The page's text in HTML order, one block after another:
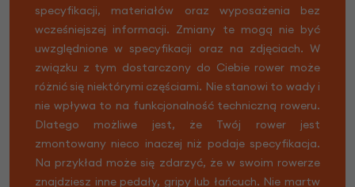
specyfikacji, materiałów oraz wyposażenia bez
wcześniejszej informacji. Zmiany te mogą nie być
uwzględnione w specyfikacji oraz na zdjęciach. W
związku z tym dostarczony do Ciebie rower może
różnić się niektórymi częściami. Nie stanowi to wady i
nie wpływa to na funkcjonalność techniczną roweru.
Dlatego możliwe jest, że Twój rower jest
zmontowany nieco inaczej niż podaje specyfikacja.
Na przykład może się zdarzyć, że w swoim rowerze
znajdziesz inne pedały, gripy lub łańcuch. Nie martw